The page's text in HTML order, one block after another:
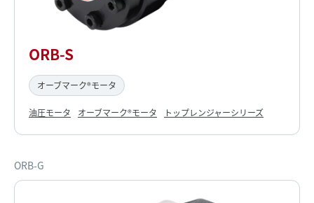
ORB-S
オーブマーク®モータ
油圧モータ オーブマーク®モータ トップレンジャーシリーズ
ORB-G